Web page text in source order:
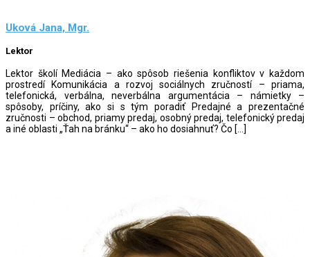
Uková Jana, Mgr.
Lektor
Lektor školí Mediácia – ako spôsob riešenia konfliktov v každom
prostredí Komunikácia a rozvoj sociálnych zručností – priama,
telefonická, verbálna, neverbálna argumentácia – námietky –
spôsoby, príčiny, ako si s tým poradiť Predajné a prezentačné
zručnosti – obchod, priamy predaj, osobný predaj, telefonický predaj
a iné oblasti „Ťah na bránku“ – ako ho dosiahnuť? Čo […]